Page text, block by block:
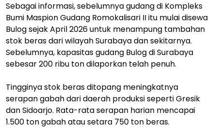
Sebagai informasi, sebelumnya gudang di Kompleks
Bumi Maspion Gudang Romokalisari II itu mulai disewa
Bulog sejak April 2026 untuk menampung tambahan
stok beras dari wilayah Surabaya dan sekitarnya.
Sebelumnya, kapasitas gudang Bulog di Surabaya
sebesar 200 ribu ton dilaporkan telah penuh.
Tingginya stok beras ditopang meningkatnya
serapan gabah dari daerah produksi seperti Gresik
dan Sidoarjo. Rata-rata serapan harian mencapai
1.500 ton gabah atau setara 750 ton beras.